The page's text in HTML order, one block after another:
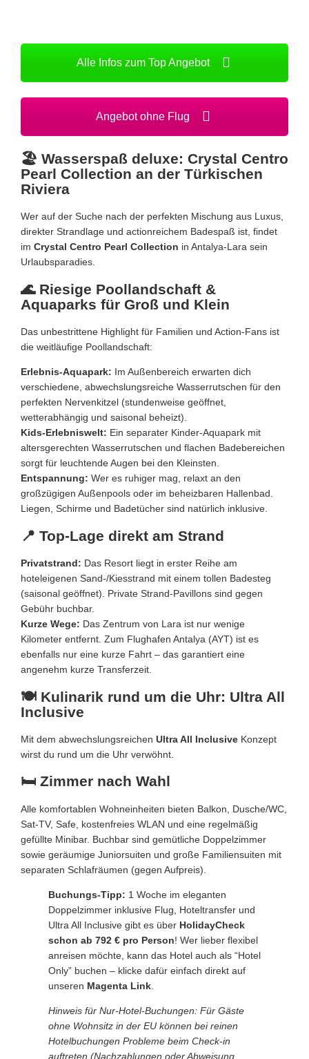
Alle Infos zum Top Angebot
Angebot ohne Flug
🏖️ Wasserspaß deluxe: Crystal Centro
Pearl Collection an der Türkischen
Riviera
Wer auf der Suche nach der perfekten Mischung aus Luxus,
direkter Strandlage und actionreichem Badespaß ist, findet
im Crystal Centro Pearl Collection in Antalya-Lara sein
Urlaubsparadies.
🌊 Riesige Poollandschaft &
Aquaparks für Groß und Klein
Das unbestrittene Highlight für Familien und Action-Fans ist
die weitläufige Poollandschaft:
Erlebnis-Aquapark: Im Außenbereich erwarten dich
verschiedene, abwechslungsreiche Wasserrutschen für den
perfekten Nervenkitzel (stundenweise geöffnet,
wetterabhängig und saisonal beheizt).
Kids-Erlebniswelt: Ein separater Kinder-Aquapark mit
altersgerechten Wasserrutschen und flachen Badebereichen
sorgt für leuchtende Augen bei den Kleinsten.
Entspannung: Wer es ruhiger mag, relaxt an den
großzügigen Außenpools oder im beheizbaren Hallenbad.
Liegen, Schirme und Badetücher sind natürlich inklusive.
📍 Top-Lage direkt am Strand
Privatstrand: Das Resort liegt in erster Reihe am
hoteleigenen Sand-/Kiesstrand mit einem tollen Badesteg
(saisonal geöffnet). Private Strand-Pavillons sind gegen
Gebühr buchbar.
Kurze Wege: Das Zentrum von Lara ist nur wenige
Kilometer entfernt. Zum Flughafen Antalya (AYT) ist es
ebenfalls nur eine kurze Fahrt – das garantiert eine
angenehm kurze Transferzeit.
🍽️ Kulinarik rund um die Uhr: Ultra All
Inclusive
Mit dem abwechslungsreichen Ultra All Inclusive Konzept
wirst du rund um die Uhr verwöhnt.
🛏️ Zimmer nach Wahl
Alle komfortablen Wohneinheiten bieten Balkon, Dusche/WC,
Sat-TV, Safe, kostenfreies WLAN und eine regelmäßig
gefüllte Minibar. Buchbar sind gemütliche Doppelzimmer
sowie geräumige Juniorsuiten und große Familiensuiten mit
separaten Schlafräumen (gegen Aufpreis).
Buchungs-Tipp: 1 Woche im eleganten
Doppelzimmer inklusive Flug, Hoteltransfer und
Ultra All Inclusive gibt es über HolidayCheck
schon ab 792 € pro Person! Wer lieber flexibel
anreisen möchte, kann das Hotel auch als “Hotel
Only” buchen – klicke dafür einfach direkt auf
unseren Magenta Link
Hinweis für Nur-Hotel-Buchungen: Für Gäste
ohne Wohnsitz in der EU können bei reinen
Hotelbuchungen Probleme beim Check-in
auftreten (Nachzahlungen oder Abweisung